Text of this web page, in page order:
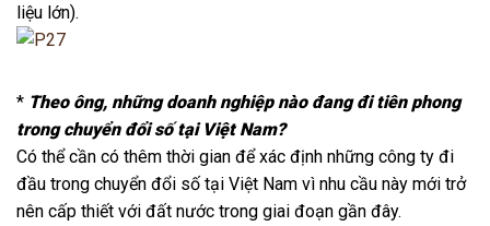
liệu lớn).
* Theo ông, những doanh nghiệp nào đang đi tiên phong
trong chuyển đổi số tại Việt Nam?
Có thể cần có thêm thời gian để xác định những công ty đi
đầu trong chuyển đổi số tại Việt Nam vì nhu cầu này mới trở
nên cấp thiết với đất nước trong giai đoạn gần đây.